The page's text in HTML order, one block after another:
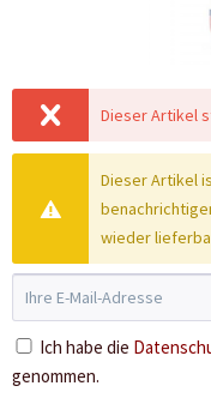
Dieser Artikel
Dieser Artikel
wieder
Ich habe die
genommen.